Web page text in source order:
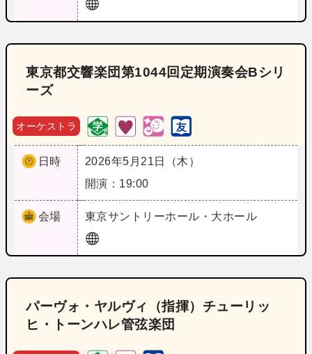
東京都交響楽団第1044回定期演奏会Bシリ
ーズ
オーケストラ
日時
2026年5月21日（木）
開演：19:00
会場 東京サントリーホール・大ホール
パーヴォ・ヤルヴィ（指揮）チューリッ
ヒ・トーンハレ管弦楽団